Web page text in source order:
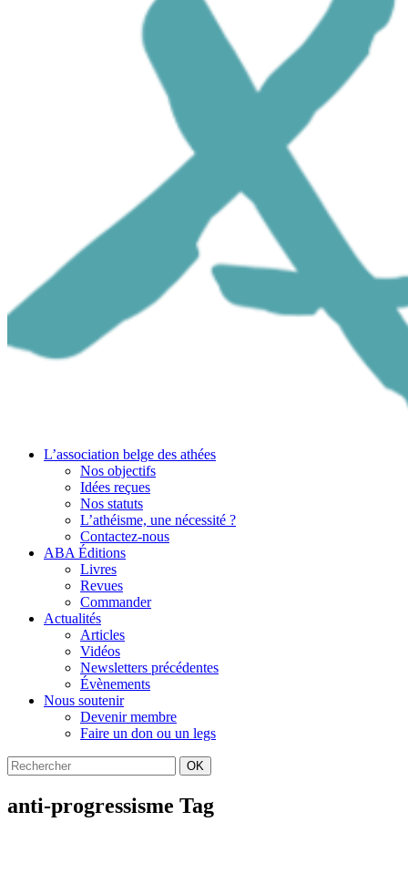
L’association belge des athées
Nos objectifs
Idées reçues
Nos statuts
L’athéisme, une nécessité ?
Contactez-nous
ABA Éditions
Livres
Revues
Commander
Actualités
Articles
Vidéos
Newsletters précédentes
Évènements
Nous soutenir
Devenir membre
Faire un don ou un legs
OK
anti-progressisme Tag